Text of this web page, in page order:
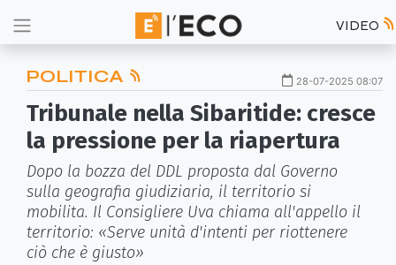
VIDEO
POLITICA 28-07-2025 08:07
Tribunale nella Sibaritide: cresce
la pressione per la riapertura
Dopo la bozza del DDL proposta dal Governo
sulla geografia giudiziaria, il territorio si
mobilita. Il Consigliere Uva chiama all'appello il
territorio: «Serve unità d'intenti per riottenere
ciò che è giusto»